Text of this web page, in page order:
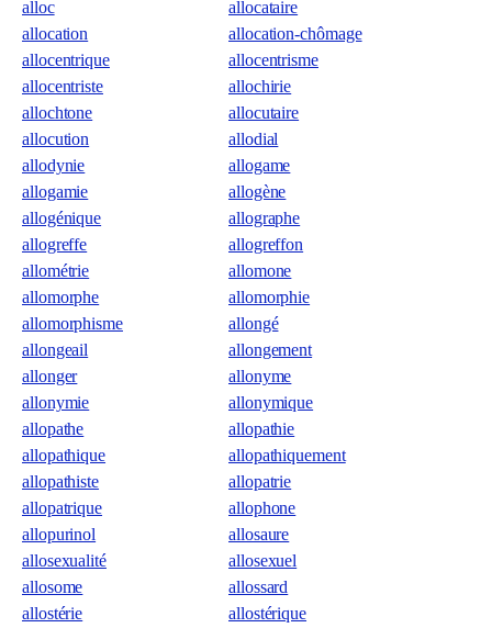
alloc
allocataire
allocation
allocation-chômage
allocentrique
allocentrisme
allocentriste
allochirie
allochtone
allocutaire
allocution
allodial
allodynie
allogame
allogamie
allogène
allogénique
allographe
allogreffe
allogreffon
allométrie
allomone
allomorphe
allomorphie
allomorphisme
allongé
allongeail
allongement
allonger
allonyme
allonymie
allonymique
allopathe
allopathie
allopathique
allopathiquement
allopathiste
allopatrie
allopatrique
allophone
allopurinol
allosaure
allosexualité
allosexuel
allosome
allossard
allostérie
allostérique